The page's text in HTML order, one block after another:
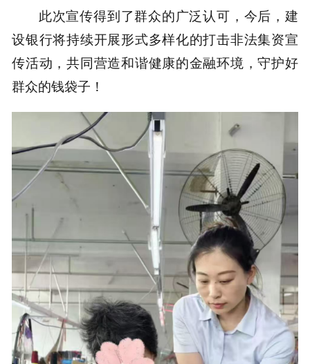
此次宣传得到了群众的广泛认可，今后，建
设银行将持续开展形式多样化的打击非法集资宣
传活动，共同营造和谐健康的金融环境，守护好
群众的钱袋子！